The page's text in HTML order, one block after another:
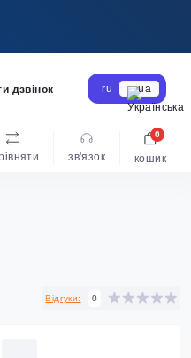
дзвінок ru ua
зв'язок кошик
0
Відгуки: 0